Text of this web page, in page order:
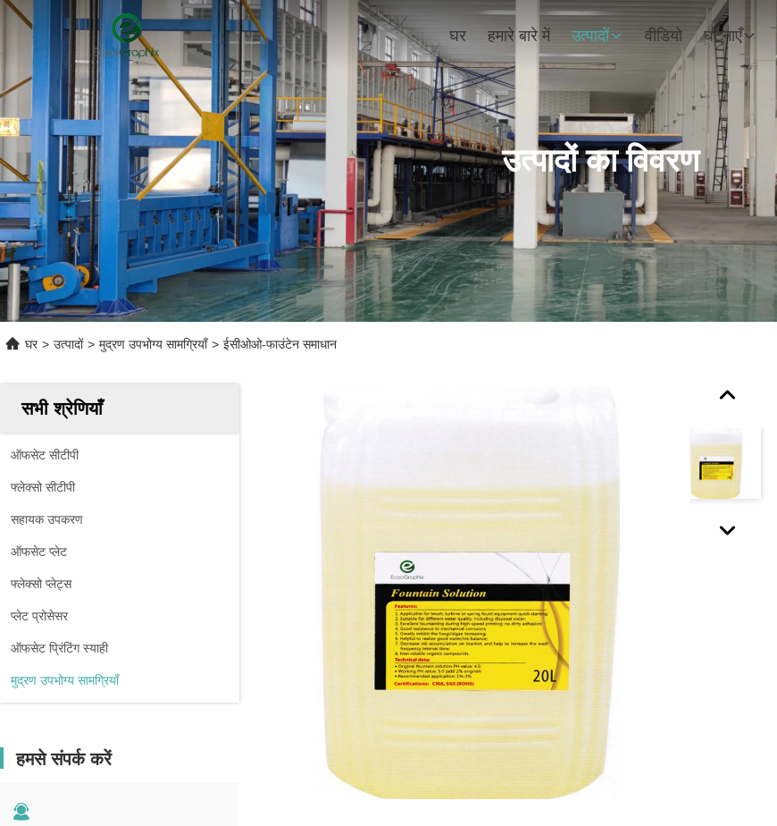
घर हमारे बारे में उत्पादों वीडियो घटनाएँ
उत्पादों का विवरण
घर > उत्पादों > मुद्रण उपभोग्य सामग्रियाँ > ईसीओओ-फाउंटेन समाधान
सभी श्रेणियाँ
ऑफसेट सीटीपी
फ्लेक्सो सीटीपी
सहायक उपकरण
ऑफसेट प्लेट
फ्लेक्सो प्लेट्स
प्लेट प्रोसेसर
ऑफसेट प्रिंटिंग स्याही
मुद्रण उपभोग्य सामग्रियाँ
हमसे संपर्क करें